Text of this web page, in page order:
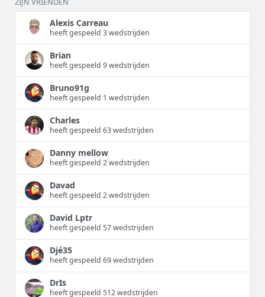
Alexis Carreau
heeft gespeeld 3 wedstrijden
Brian
heeft gespeeld 9 wedstrijden
Bruno91g
heeft gespeeld 1 wedstrijden
Charles
heeft gespeeld 63 wedstrijden
Danny mellow
heeft gespeeld 2 wedstrijden
Davad
heeft gespeeld 2 wedstrijden
David Lptr
heeft gespeeld 57 wedstrijden
Djé35
heeft gespeeld 69 wedstrijden
DrIs
heeft gespeeld 512 wedstrijden